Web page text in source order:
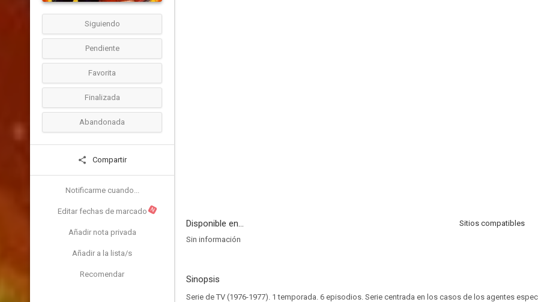
Siguiendo
Pendiente
Favorita
Finalizada
Abandonada
Compartir
Notificarme cuando...
Editar fechas de marcado N
Añadir nota privada
Añadir a la lista/s
Recomendar
Disponible en...
Sitios compatibles
Sin información
Sinopsis
Serie de TV (1976-1977). 1 temporada. 6 episodios. Serie centrada en los casos de los agentes